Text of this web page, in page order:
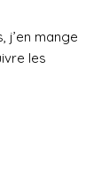
j’en mange
les